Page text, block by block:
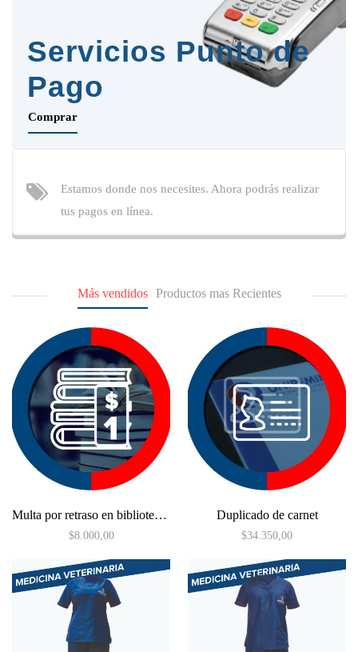
Servicios Punto de
Pago
Comprar
Estamos donde nos necesites. Ahora podrás realizar
tus pagos en línea.
Más vendidos Productos mas Recientes
Multa por retraso en biblioteca (1 día)
$8.000,00
Duplicado de carnet
$34.350,00